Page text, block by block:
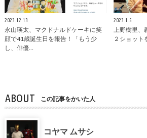
2023.12.13
永山瑛太、マクドナルドケーキに笑
顔で41歳誕生日を報告！「もう少
し、俳優…
2023.1.5
上野樹里、
２ショット
ABOUT この記事をかいた人
コヤマ ムサシ